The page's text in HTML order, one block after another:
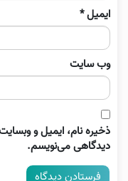
ایمیل*
وب‌ سایت
ذخیره نام، ایمیل و
دیدگاهی می‌نویسم.